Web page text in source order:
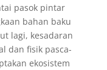
pasok pintar
bahan baku
lagi, kesadaran
dan fisik pasca-
ekosistem